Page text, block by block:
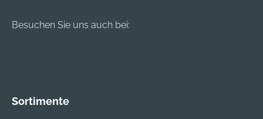
Besuchen Sie uns auch bei:
Sortimente